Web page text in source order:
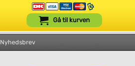
Nyhedsbrev
Gå til kurven